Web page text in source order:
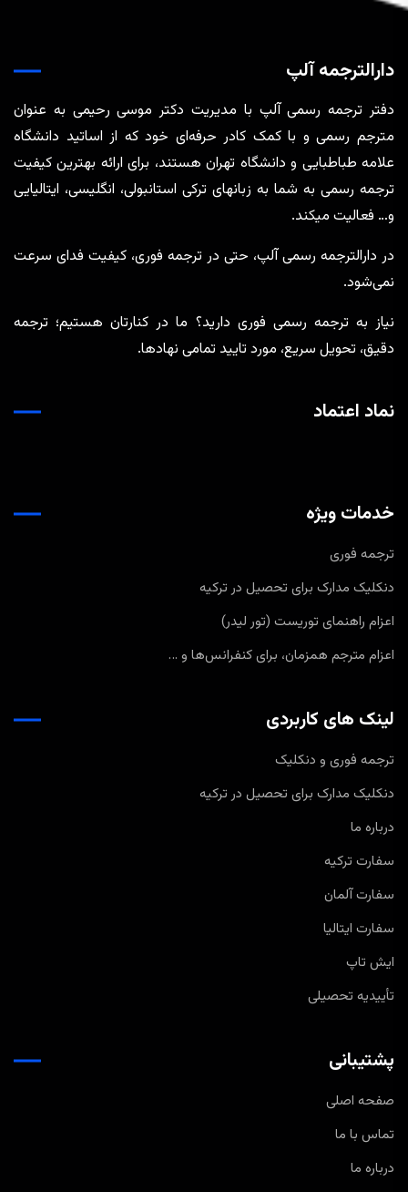
دارالترجمه آلپ
دفتر ترجمه رسمی آلپ با مدیریت دکتر موسی رحیمی به عنوان
مترجم رسمی و با کمک کادر حرفه‌ای خود که از اساتید دانشگاه
علامه طباطبایی و دانشگاه تهران هستند، برای ارائه بهترین کیفیت
ترجمه رسمی به شما به زبانهای ترکی استانبولی، انگلیسی، ایتالیایی
و… فعالیت میکند.
در دارالترجمه رسمی آلپ، حتی در ترجمه‌ فوری، کیفیت فدای سرعت
نمی‌شود.
نیاز به ترجمه رسمی فوری دارید؟ ما در کنارتان هستیم؛ ترجمه
دقیق، تحویل سریع، مورد تایید تمامی نهادها.
نماد اعتماد
خدمات ویژه
ترجمه فوری
دنکلیک مدارک برای تحصیل در ترکیه
اعزام راهنمای توریست (تور لیدر)
اعزام مترجم همزمان، برای کنفرانس‌ها و …
لینک های کاربردی
ترجمه فوری و دنکلیک
دنکلیک مدارک برای تحصیل در ترکیه
درباره ما
سفارت ترکیه
سفارت آلمان
سفارت ایتالیا
ایش تاپ
تأییدیه تحصیلی
پشتیبانی
صفحه اصلی
تماس با ما
درباره ما